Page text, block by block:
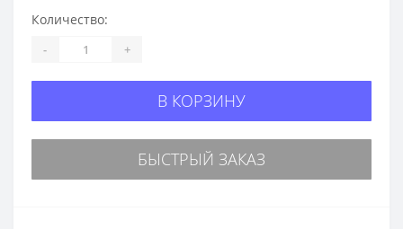
Количество:
- +
В КОРЗИНУ
БЫСТРЫЙ ЗАКАЗ